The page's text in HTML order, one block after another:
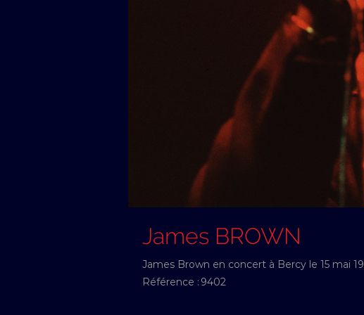
James BROWN
James Brown en concert à Bercy le 15 mai
Référence : 9402